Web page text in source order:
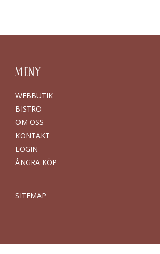
MENY
WEBBUTIK
BISTRO
OM OSS
KONTAKT
LOGIN
ÅNGRA KÖP
SITEMAP